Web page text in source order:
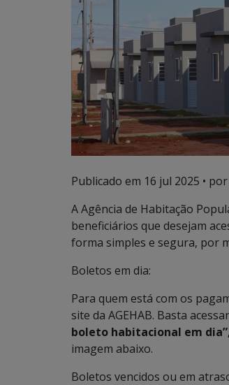
Publicado em 16 jul 2025 •
A Agência de Habitação
beneficiários que desejam
forma simples e segura, por
Boletos em dia:
Para quem está com os
site da AGEHAB. Basta
boleto habitacional em
imagem abaixo.
Boletos vencidos ou em